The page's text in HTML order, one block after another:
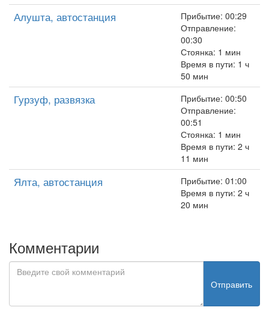
Алушта, автостанция
Прибытие: 00:29
Отправление:
00:30
Стоянка: 1 мин
Время в пути: 1 ч
50 мин
Гурзуф, развязка
Прибытие: 00:50
Отправление:
00:51
Стоянка: 1 мин
Время в пути: 2 ч
11 мин
Ялта, автостанция
Прибытие: 01:00
Время в пути: 2 ч
20 мин
Комментарии
Отправить